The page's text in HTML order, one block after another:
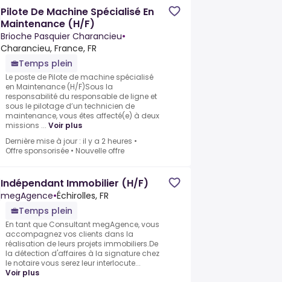
Pilote De Machine Spécialisé En
Maintenance (H/F)
Brioche Pasquier Charancieu•
Charancieu, France, FR
Temps plein
Le poste de Pilote de machine spécialisé
en Maintenance (H/F)Sous la
responsabilité du responsable de ligne et
sous le pilotage d’un technicien de
maintenance, vous êtes affecté(e) à deux
missions ... Voir plus
Dernière mise à jour : il y a 2 heures •
Offre sponsorisée • Nouvelle offre
Indépendant Immobilier (H/F)
megAgence•Échirolles, FR
Temps plein
En tant que Consultant megAgence, vous
accompagnez vos clients dans la
réalisation de leurs projets immobiliers.De
la détection d'affaires à la signature chez
le notaire vous serez leur interlocute...
Voir plus